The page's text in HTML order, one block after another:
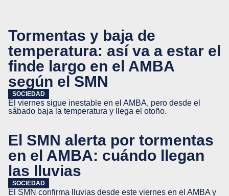
Tormentas y baja de
temperatura: así va a estar el
finde largo en el AMBA
según el SMN
SOCIEDAD
El viernes sigue inestable en el AMBA, pero desde el
sábado baja la temperatura y llega el otoño.
El SMN alerta por tormentas
en el AMBA: cuándo llegan
las lluvias
SOCIEDAD
El SMN confirma lluvias desde este viernes en el AMBA y